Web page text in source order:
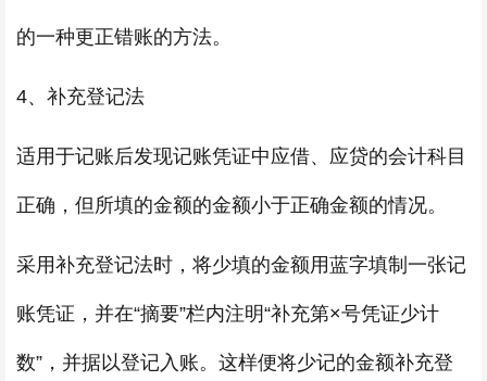
的一种更正错账的方法。
4、补充登记法
适用于记账后发现记账凭证中应借、应贷的会计科目
正确，但所填的金额的金额小于正确金额的情况。
采用补充登记法时，将少填的金额用蓝字填制一张记
账凭证，并在“摘要”栏内注明“补充第×号凭证少计
数”，并据以登记入账。这样便将少记的金额补充登